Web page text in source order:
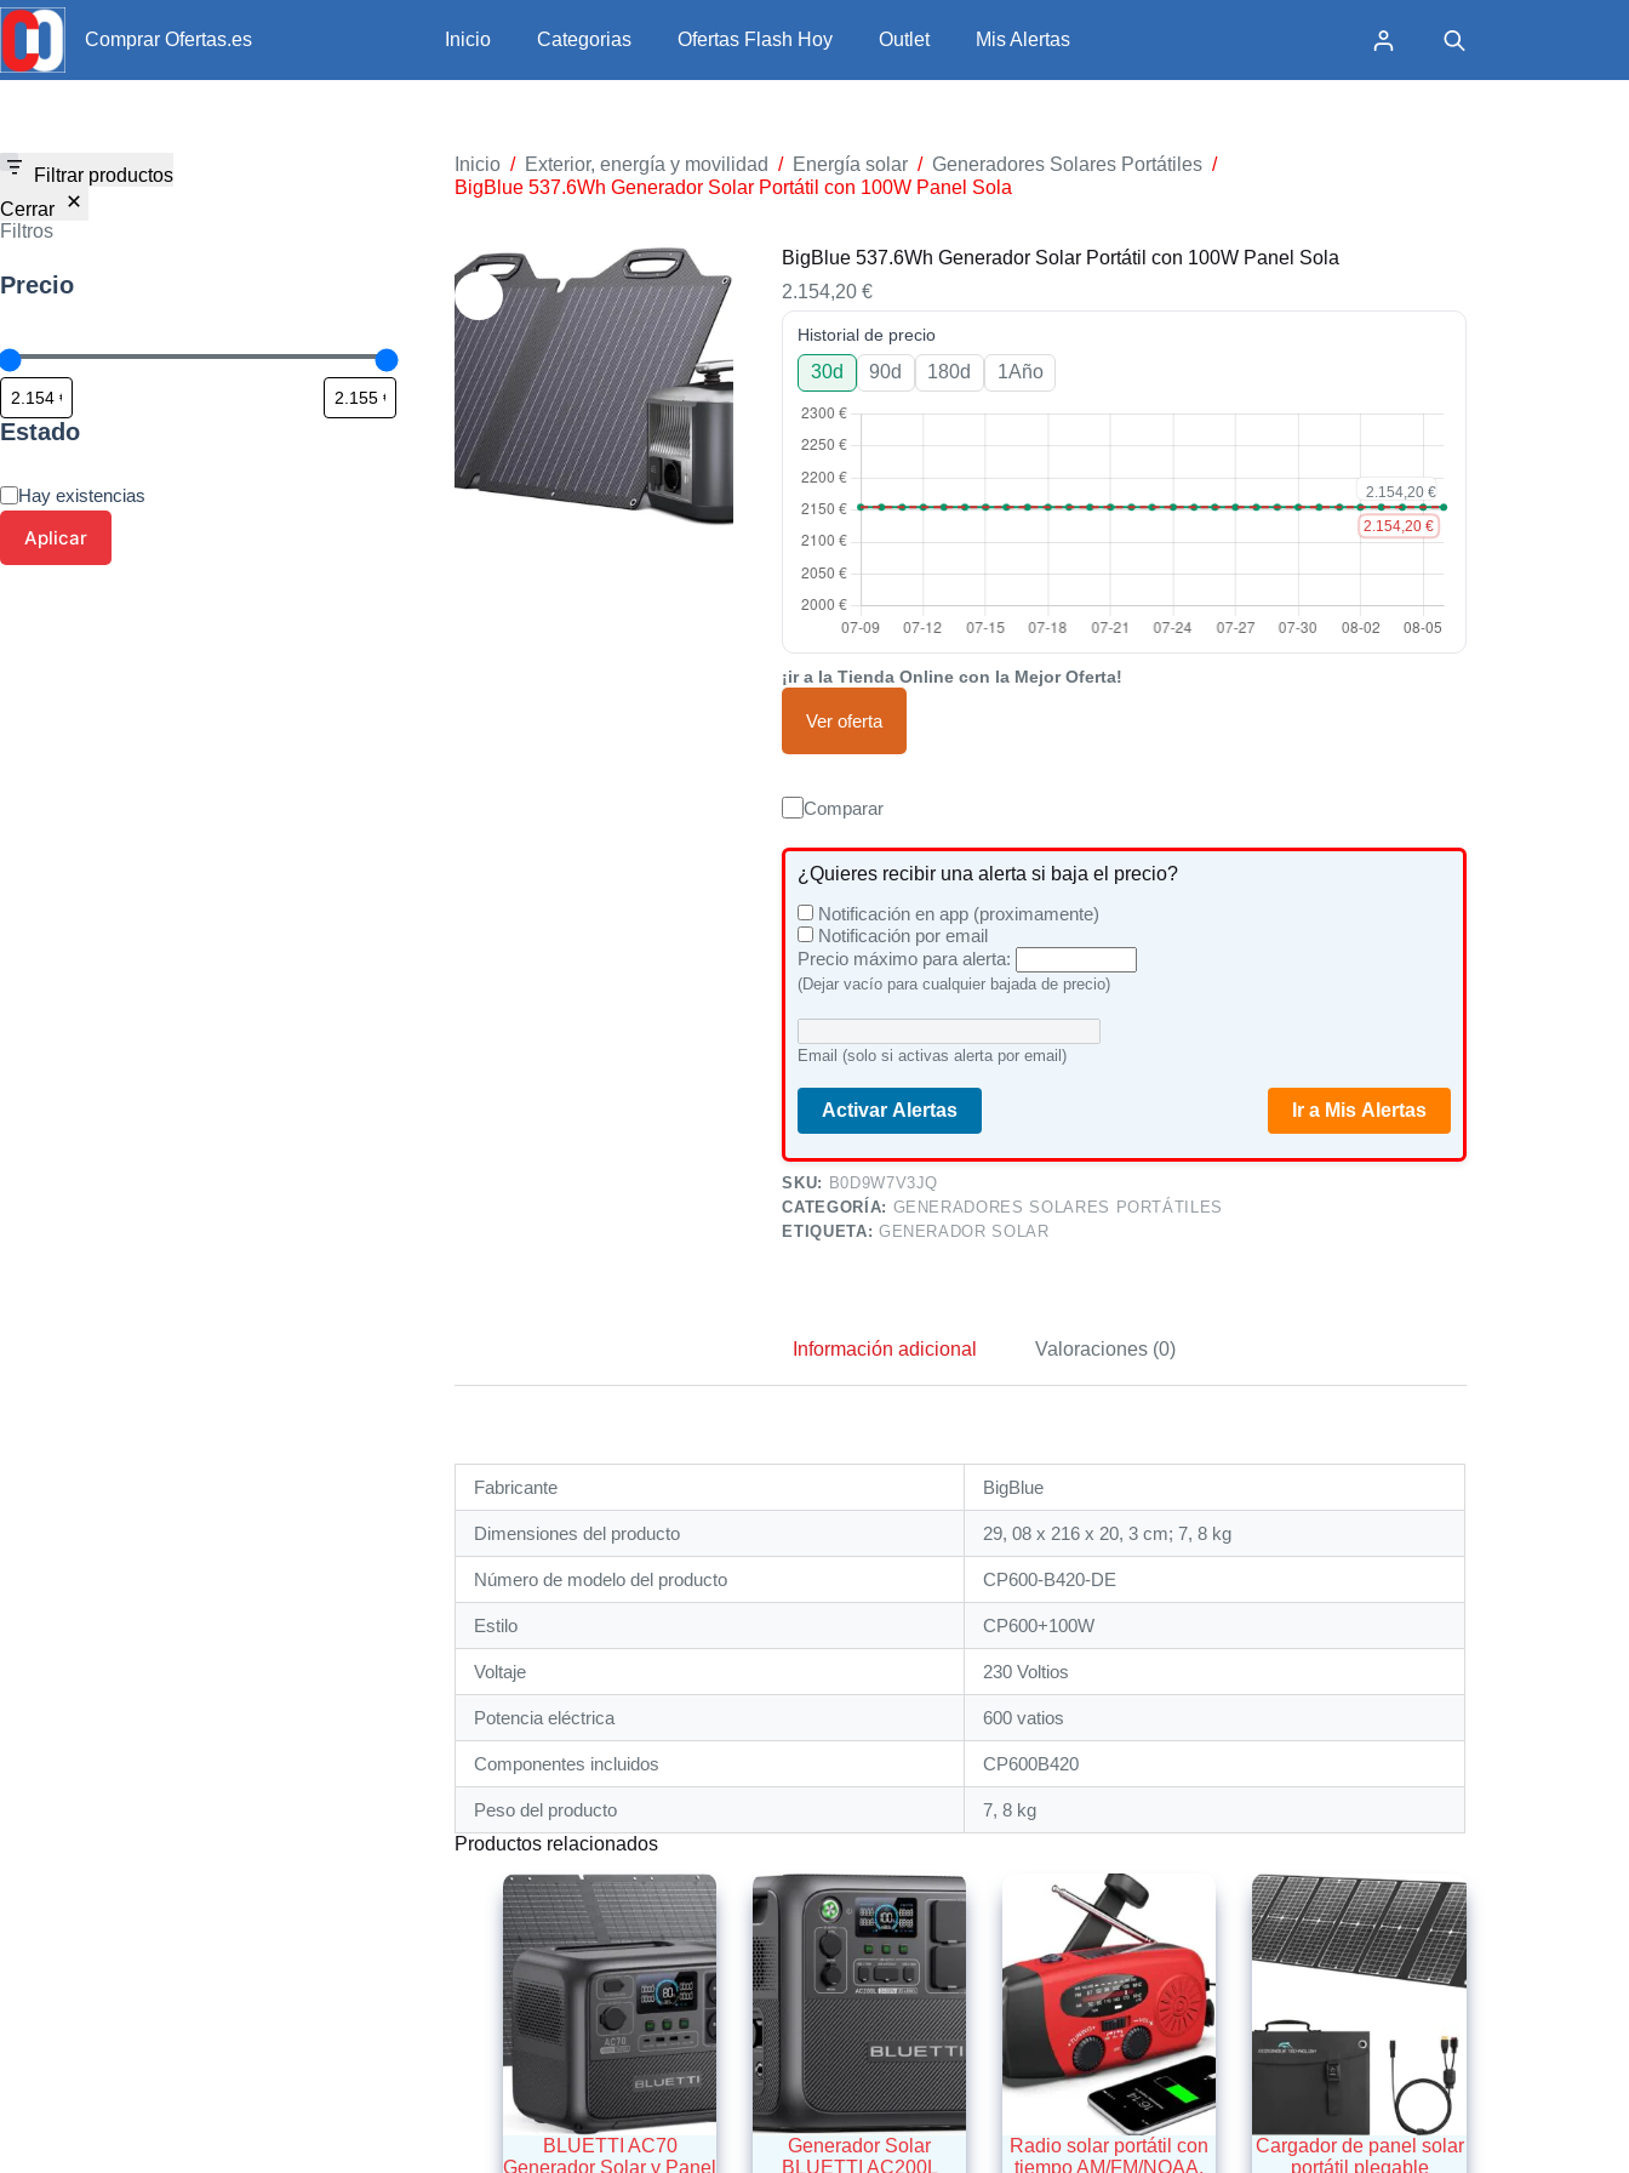
Comprar Ofertas.es Inicio Categorias Ofertas Flash Hoy Outlet Mis Alertas
Inicio / Exterior, energía y movilidad / Energía solar / Generadores Solares Portátiles /
BigBlue 537.6Wh Generador Solar Portátil con 100W Panel Sola
BigBlue 537.6Wh Generador Solar Portátil con 100W Panel Sola
2.154,20€
Historial de precio
30d 90d 180d 1Año
¡ir a la Tienda Online con la Mejor Oferta!
Ver oferta
Comparar
¿Quieres recibir una alerta si baja el precio?
Notificación en app (proximamente)
Notificación por email
Precio máximo para alerta:
(Dejar vacío para cualquier bajada de precio)
Email (solo si activas alerta por email)
Activar Alertas Ir a Mis Alertas
SKU: B0D9W7V3JQ
CATEGORÍA: GENERADORES SOLARES PORTÁTILES
ETIQUETA: GENERADOR SOLAR
Información adicional Valoraciones (0)
Fabricante ‎BigBlue
Dimensiones del producto ‎29, 08 x 216 x 20, 3 cm; 7, 8 kg
Número de modelo del producto ‎CP600-B420-DE
Estilo ‎CP600+100W
Voltaje ‎230 Voltios
Potencia eléctrica ‎600 vatios
Componentes incluidos ‎CP600B420
Peso del producto
‎7, 8 kg
Productos relacionados
BLUETTI AC70
Generador Solar y Panel
Generador Solar
BLUETTI AC200L
Radio solar portátil con
tiempo AM/FM/NOAA.
Cargador de panel solar
portátil plegable
Filtrar productos
Cerrar
Filtros
Precio
Estado
Hay existencias
Aplicar